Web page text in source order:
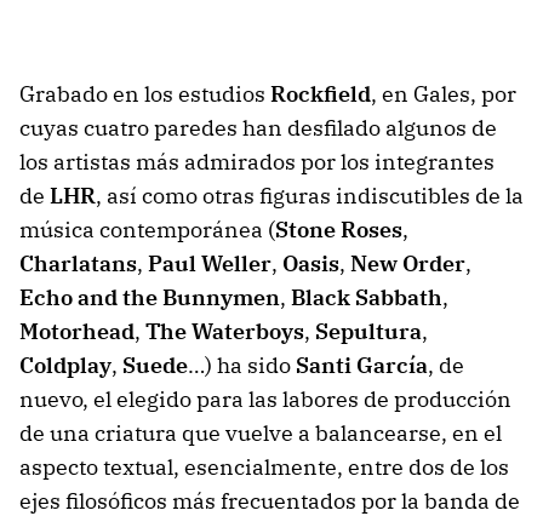
Grabado en los estudios Rockfield, en Gales, por
cuyas cuatro paredes han desfilado algunos de
los artistas más admirados por los integrantes
de LHR, así como otras figuras indiscutibles de la
música contemporánea (Stone Roses,
Charlatans, Paul Weller, Oasis, New Order,
Echo and the Bunnymen, Black Sabbath,
Motorhead, The Waterboys, Sepultura,
Coldplay, Suede…) ha sido Santi García, de
nuevo, el elegido para las labores de producción
de una criatura que vuelve a balancearse, en el
aspecto textual, esencialmente, entre dos de los
ejes filosóficos más frecuentados por la banda de